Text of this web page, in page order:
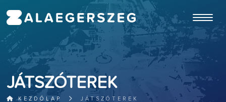
JÁTSZÓTEREK
KEZDŐLAP JÁTSZÓTEREK